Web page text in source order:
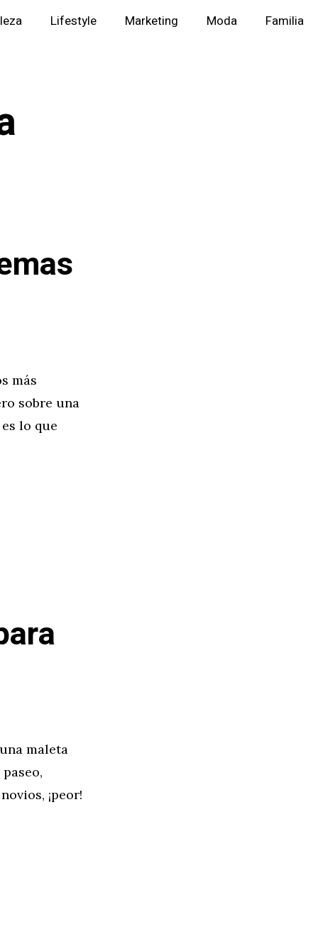
Lifestyle Marketing Moda Familia
más
sobre una
lo que
maleta
¡peor!